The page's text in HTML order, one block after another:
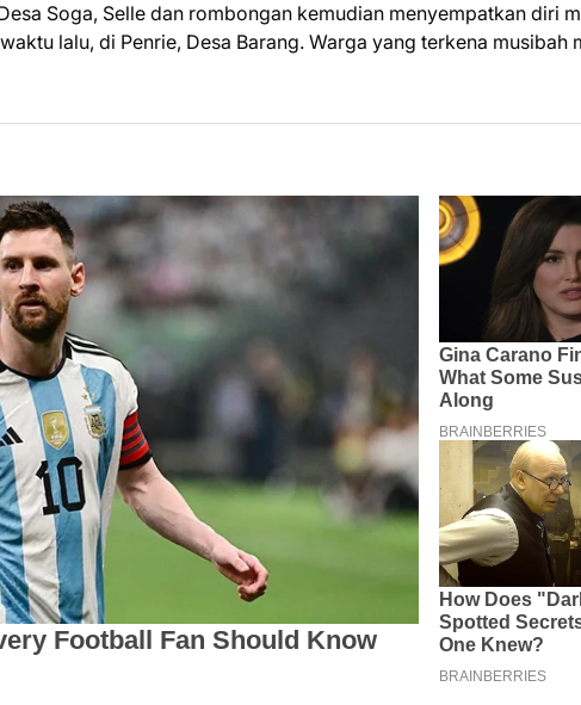
Soga, Selle dan rombongan kemudian menyempatkan diri
lalu, di Penrie, Desa Barang. Warga yang terkena musibah
TERIMA KASIH TELAH MEMBACA